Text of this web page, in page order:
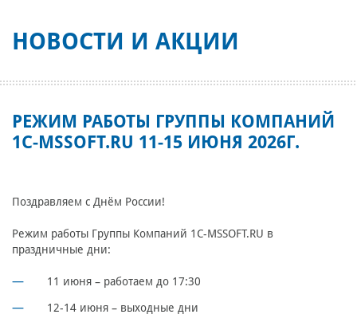
НОВОСТИ И АКЦИИ
РЕЖИМ РАБОТЫ ГРУППЫ КОМПАНИЙ
1C-MSSOFT.RU 11-15 ИЮНЯ 2026Г.
Поздравляем с Днём России!
Режим работы Группы Компаний 1C-MSSOFT.RU в
праздничные дни:
11 июня – работаем до 17:30
12-14 июня – выходные дни